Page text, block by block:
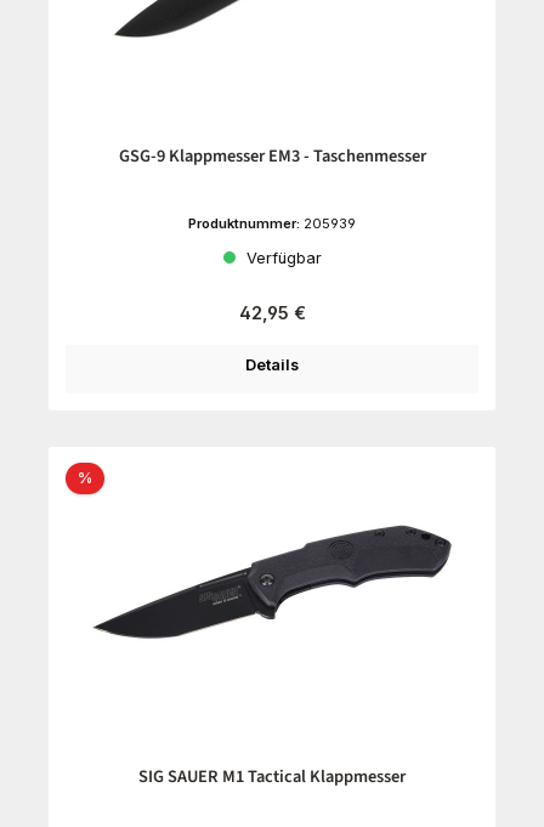
GSG-9 Klappmesser EM3 - Taschenmesser
Produktnummer: 205939
Verfügbar
Regulärer Preis:
42,95 €
Details
%Rabatt
SIG SAUER M1 Tactical Klappmesser